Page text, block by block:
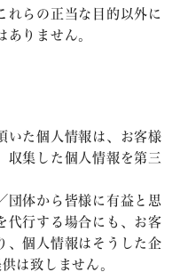
れらの正当な目的以外に
ありません。
いた個人情報は、お客様
収集した個人情報を第三
団体から皆様に有益と思
代行する場合にも、お客
、個人情報はそうした企
は致しません。